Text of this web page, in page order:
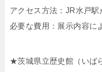
アクセス方法：JR水戸駅
必要な費用：展示内容に
★茨城県立歴史館（いば